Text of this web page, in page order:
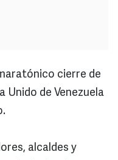
cierre de
Unido de Venezuela
alcaldes y